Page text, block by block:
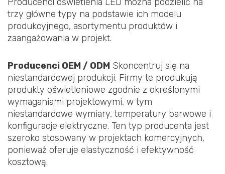
trzy główne typy na podstawie ich modelu
produkcyjnego, asortymentu produktów i
zaangażowania w projekt.
Producenci OEM / ODM Skoncentruj się na
niestandardowej produkcji. Firmy te produkują
produkty oświetleniowe zgodnie z określonymi
wymaganiami projektowymi, w tym
niestandardowe wymiary, temperatury barwowe i
konfiguracje elektryczne. Ten typ producenta jest
szeroko stosowany w projektach komercyjnych,
ponieważ oferuje elastyczność i efektywność
kosztową.